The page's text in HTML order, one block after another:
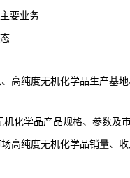
要业务
纯度无机化学品生产基地
学品产品规格、参数及市
度无机化学品销量、收